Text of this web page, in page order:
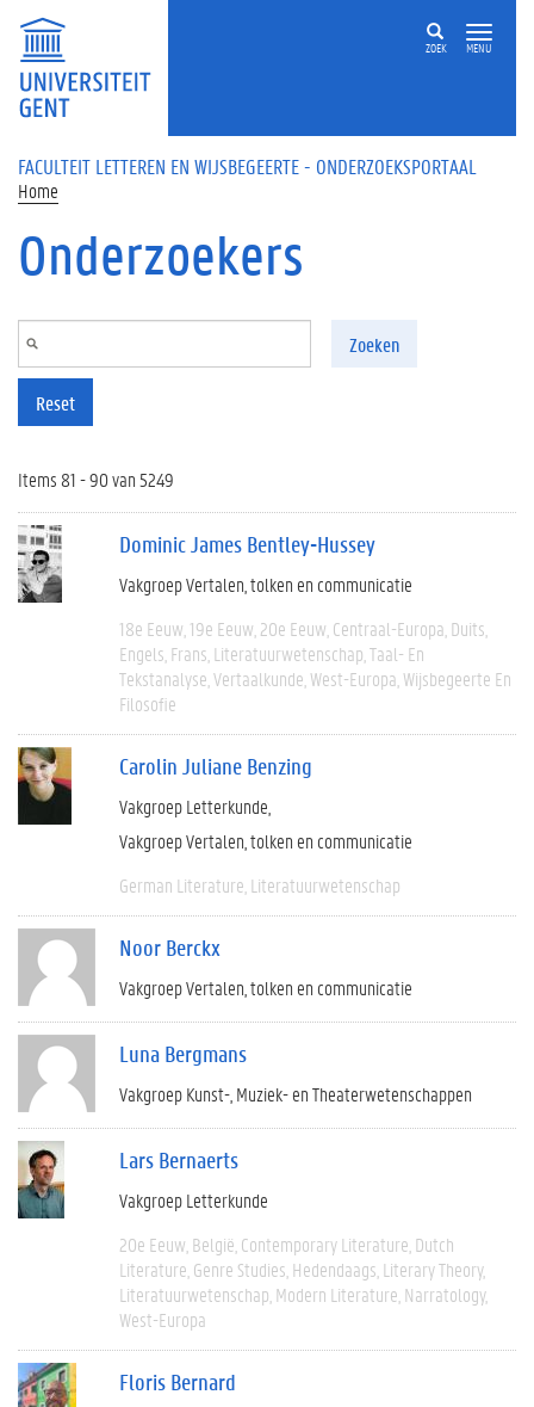
Overslaan en naar de inhoud gaan
ZOEK MENU
FACULTEIT LETTEREN EN WIJSBEGEERTE - ONDERZOEKSPORTAAL
Home
Onderzoekers
Zoeken
Reset
Items 81 - 90 van 5249
Dominic James Bentley-Hussey
Vakgroep Vertalen, tolken en communicatie
18e Eeuw 19e Eeuw 20e Eeuw Centraal-Europa Duits
Engels Frans Literatuurwetenschap Taal- En
Tekstanalyse Vertaalkunde West-Europa Wijsbegeerte En
Filosofie
Carolin Juliane Benzing
Vakgroep Letterkunde
Vakgroep Vertalen, tolken en communicatie
German Literature Literatuurwetenschap
Noor Berckx
Vakgroep Vertalen, tolken en communicatie
Luna Bergmans
Vakgroep Kunst-, Muziek- en Theaterwetenschappen
Lars Bernaerts
Vakgroep Letterkunde
20e Eeuw België Contemporary Literature Dutch
Literature Genre Studies Hedendaags Literary Theory
Literatuurwetenschap Modern Literature Narratology
West-Europa
Floris Bernard